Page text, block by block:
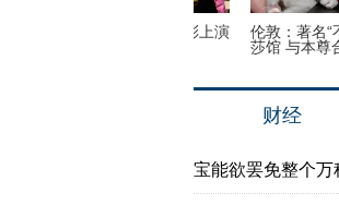
伦敦：著名“不爽猫
莎馆 与本尊合影傻
财经
宝能欲罢免整个